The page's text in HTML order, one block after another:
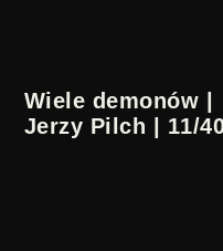
Wiele demonów |
Jerzy Pilch | 11/